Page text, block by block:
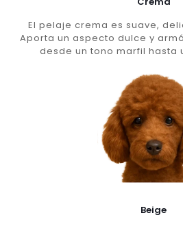
El pelaje crema es suave,
Aporta un aspecto dulce y
desde un tono marfil hasta
Beige